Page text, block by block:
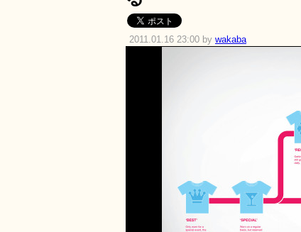
2011.01.16 23:00 by wakaba